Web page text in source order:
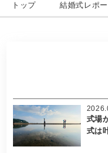
トップ 結婚式レポー
式場
式は